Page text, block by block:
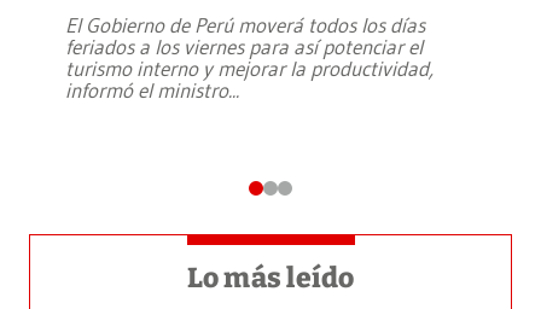
El Gobierno de Perú moverá todos los días
feriados a los viernes para así potenciar el
turismo interno y mejorar la productividad,
informó el ministro...
Lo más leído